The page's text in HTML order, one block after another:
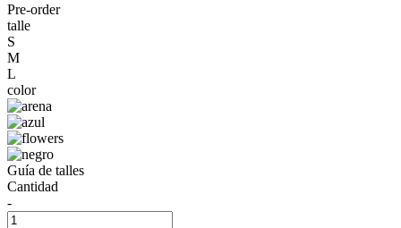
Pre-order
talle
S
M
L
color
Guía de talles
Cantidad
-